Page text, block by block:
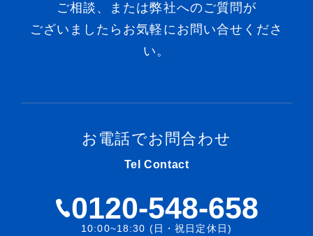
ご相談、または弊社へのご質問が
ございましたらお気軽にお問い合せくださ
い。
お電話でお問合わせ
Tel Contact
0120-548-658
10:00~18:30 (日・祝日定休日)